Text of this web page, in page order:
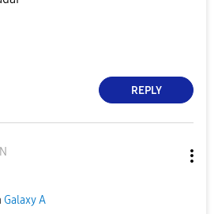
REPLY
Galaxy A